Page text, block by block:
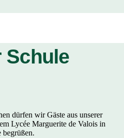
Schule
dürfen wir Gäste aus unserer
Lycée Marguerite de Valois in
begrüßen.